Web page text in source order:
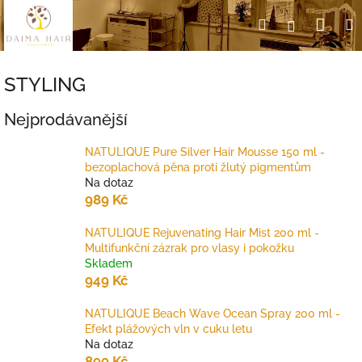
Přejít
na
obsah
HledatPřihlášení
STYLING
Nejprodávanější
NATULIQUE Pure Silver Hair Mousse 150 ml -
bezoplachová pěna proti žlutý pigmentům
Na dotaz
989 Kč
NATULIQUE Rejuvenating Hair Mist 200 ml -
Multifunkční zázrak pro vlasy i pokožku
Skladem
949 Kč
NATULIQUE Beach Wave Ocean Spray 200 ml -
Efekt plážových vln v cuku letu
Na dotaz